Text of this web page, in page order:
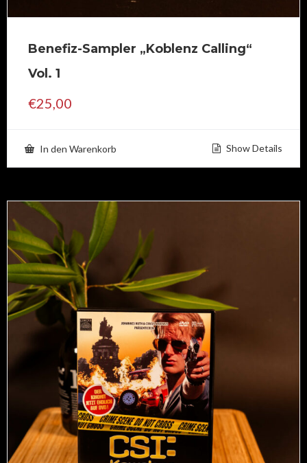
Benefiz-Sampler „Koblenz Calling“
Vol. 1
€25,00
In den Warenkorb Show Details